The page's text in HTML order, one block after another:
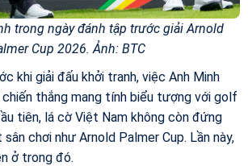
trong ngày đánh tập trước giải Arnold
Cup 2026. Ảnh: BTC
khi giải đấu khởi tranh, việc Anh Minh
thắng mang tính biểu tượng với golf
tiên, lá cờ Việt Nam không còn đứng
chơi như Arnold Palmer Cup. Lần này,
ở trong đó.